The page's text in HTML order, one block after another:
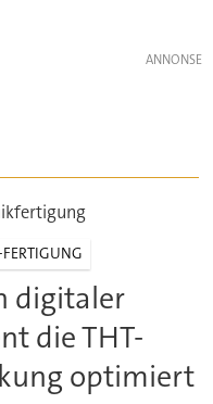
FERTIGUNG
digitaler
die THT-
optimiert